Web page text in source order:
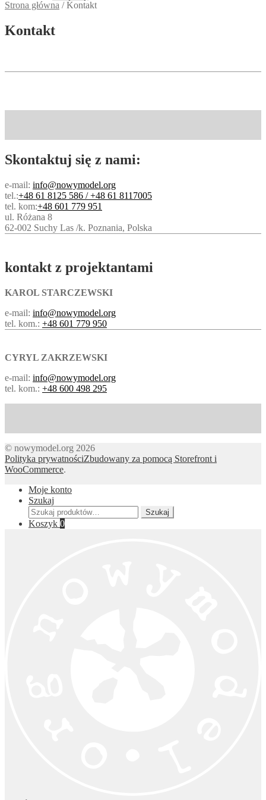
Strona główna /Kontakt
Kontakt
Skontaktuj się z nami:
e-mail: info@nowymodel.org
tel.:+48 61 8125 586 / +48 61 8117005
tel. kom:+48 601 779 951
ul. Różana 8
62-002 Suchy Las /k. Poznania, Polska
kontakt z projektantami
KAROL STARCZEWSKI
e-mail: info@nowymodel.org
tel. kom.: +48 601 779 950
CYRYL ZAKRZEWSKI
e-mail: info@nowymodel.org
tel. kom.: +48 600 498 295
© nowymodel.org 2026
Polityka prywatnościZbudowany za pomocą Storefront i
WooCommerce.
Moje konto
Szukaj
Szukaj:
Szukaj
Koszyk 0